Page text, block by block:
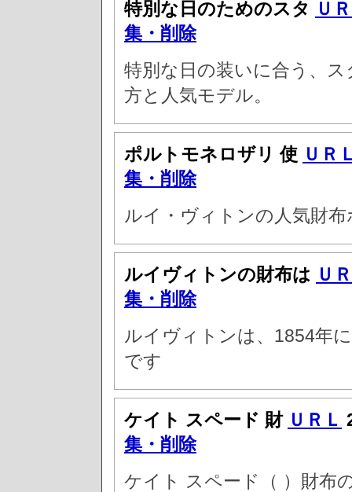
特別な日のためのスタ
Ｕ
集・削除
特別な日の装いに合う、
方と人気モデル。
ポルトモネロザリ 使 ＵＲ
集・削除
ルイ・ヴィトンの人気財
ルイヴィトンの財布は Ｕ
集・削除
ルイヴィトンは、1854年
です
ケイト スペード 財 ＵＲＬ
集・削除
ケイト スペード（ ）財布